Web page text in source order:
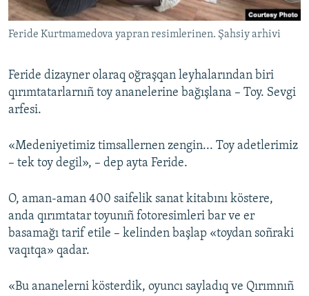
Feride Kurtmamedova yapran resimlerinen. Şahsiy arhivi
Feride dizayner olaraq oğraşqan leyhalarından biri
qırımtatarlarnıñ toy ananelerine bağışlana – Toy. Sevgi
arfesi.
«Medeniyetimiz timsallernen zengin... Toy adetlerimiz
– tek toy degil», – dep ayta Feride.
O, aman-aman 400 saifelik sanat kitabını köstere,
anda qırımtatar toyunıñ fotoresimleri bar ve er
basamağı tarif etile – kelinden başlap «toydan soñraki
vaqıtqa» qadar.
«Bu ananelerni kösterdik, oyuncı sayladıq ve Qırımnıñ